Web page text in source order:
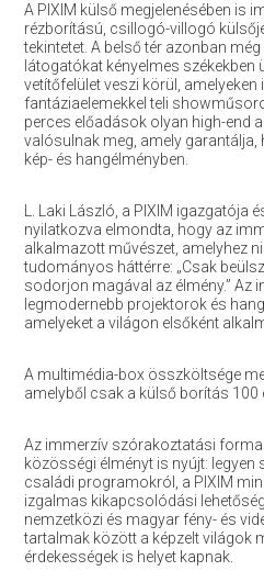
A PIXIM külső megjelenésében is
rézborítású, csillogó-villogó
tekintetet. A belső tér azonban
látogatókat kényelmes székekben
vetítőfelület veszi körül, amelyeken
fantáziaelemekkel teli
perces előadások olyan high-end
valósulnak meg, amely garantálja,
kép- és hangélményben.
L. Laki László, a PIXIM igazgatója
nyilatkozva elmondta, hogy az
alkalmazott művészet, amelyhez
tudományos háttérre: „Csak
sodorjon magával az élmény.” Az
legmodernebb projektorok és
amelyeket a világon elsőként
A multimédia-box összköltsége
amelyből csak a külső borítás 100
Az immerzív szórakoztatási
közösségi élményt is nyújt:
családi programokról, a PIXIM
izgalmas kikapcsolódási
nemzetközi és magyar fény- és
tartalmak között a képzelt világok
érdekességek is helyet kapnak.